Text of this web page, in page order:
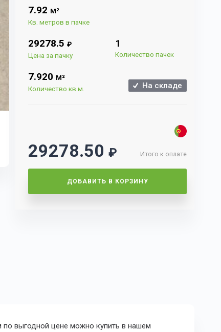
7.92 М²
Кв. метров в пачке
29278.5 ₽
Цена за пачку
1
Количество пачек
7.920 М²
Количество кв.м. На складе
Итого к оплате
29278.50 ₽
ДОБАВИТЬ В КОРЗИНУ
выгодной цене можно купить в нашем